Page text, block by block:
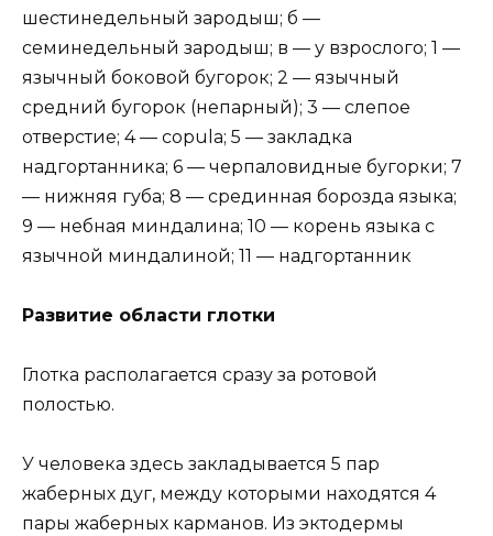
шестинедельный зародыш; б —
семинедельный зародыш; в — у взрослого; 1 —
язычный боковой бугорок; 2 — язычный
средний бугорок (непарный); 3 — слепое
отверстие; 4 — copula; 5 — закладка
надгортанника; 6 — черпаловидные бугорки; 7
— нижняя губа; 8 — срединная борозда языка;
9 — небная миндалина; 10 — корень языка с
язычной миндалиной; 11 — надгортанник
Развитие области глотки
Глотка располагается сразу за ротовой
полостью.
У человека здесь закладывается 5 пар
жаберных дуг, между которыми находятся 4
пары жаберных карманов. Из эктодермы